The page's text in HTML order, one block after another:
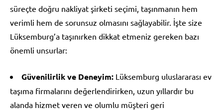
süreçte doğru nakliyat şirketi seçimi, taşınmanın hem
verimli hem de sorunsuz olmasını sağlayabilir. İşte size
Lüksemburg’a taşınırken dikkat etmeniz gereken bazı
önemli unsurlar:
Güvenilirlik ve Deneyim: Lüksemburg uluslararası ev
taşıma firmalarını değerlendirirken, uzun yıllardır bu
alanda hizmet veren ve olumlu müşteri geri